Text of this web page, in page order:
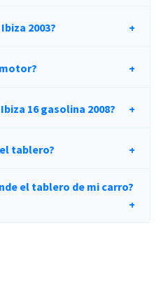
2003?
16 gasolina 2008?
tablero?
el tablero de mi carro?